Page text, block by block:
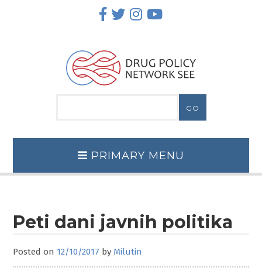
PRIMARY MENU
Peti dani javnih politika
Posted on 12/10/2017 by Milutin